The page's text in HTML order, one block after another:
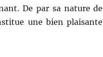
De par sa nature de
une bien plaisante